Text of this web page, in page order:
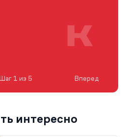
1 из 5 Вперед
интересно